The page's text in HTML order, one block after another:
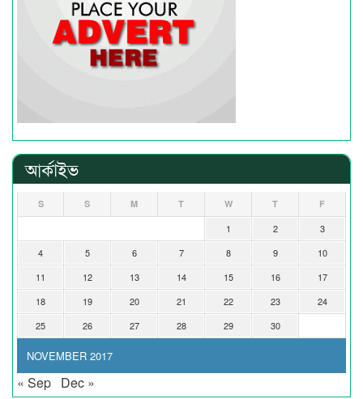
আর্কাইভ
NOVEMBER 2017
S S M T W T F
1 2
3
4
5 6 7 8 9
10
11
12 13 14 15 16
17
18
19 20 21 22 23
24
25
26 27 28 29 30
« Sep Dec »